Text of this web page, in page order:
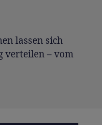
lassen sich
verteilen – vom